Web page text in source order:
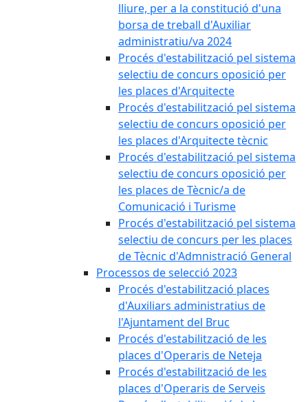
lliure, per a la constitució d'una
borsa de treball d'Auxiliar
administratiu/va 2024
Procés d'estabilització pel sistema
selectiu de concurs oposició per
les places d'Arquitecte
Procés d'estabilització pel sistema
selectiu de concurs oposició per
les places d'Arquitecte tècnic
Procés d'estabilització pel sistema
selectiu de concurs oposició per
les places de Tècnic/a de
Comunicació i Turisme
Procés d'estabilització pel sistema
selectiu de concurs per les places
de Tècnic d'Admnistració General
Processos de selecció 2023
Procés d'estabilització places
d'Auxiliars administratius de
l'Ajuntament del Bruc
Procés d'estabilització de les
places d'Operaris de Neteja
Procés d'estabilització de les
places d'Operaris de Serveis